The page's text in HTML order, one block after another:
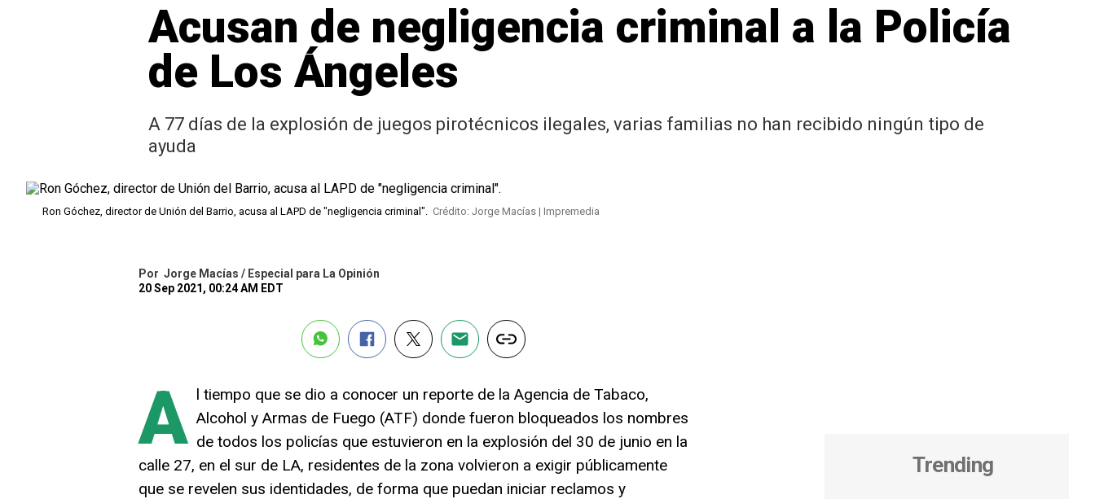
Acusan de negligencia criminal a la Policía
de Los Ángeles
A 77 días de la explosión de juegos pirotécnicos ilegales, varias familias no han recibido ningún tipo de
ayuda
Ron Góchez, director de Unión del Barrio, acusa al LAPD de "negligencia criminal". Crédito: Jorge Macías | Impremedia
Por Jorge Macías / Especial para La Opinión
20 Sep 2021, 00:24 AM EDT
A l tiempo que se dio a conocer un reporte de la Agencia de Tabaco,
Alcohol y Armas de Fuego (ATF) donde fueron bloqueados los nombres
de todos los policías que estuvieron en la explosión del 30 de junio en la
calle 27, en el sur de LA, residentes de la zona volvieron a exigir públicamente
que se revelen sus identidades, de forma que puedan iniciar reclamos y
Trending